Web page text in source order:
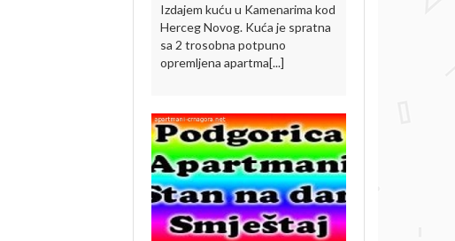
Izdajem kuću u Kamenarima kod
Herceg Novog. Kuća je spratna
sa 2 trosobna potpuno
opremljena apartma[...]